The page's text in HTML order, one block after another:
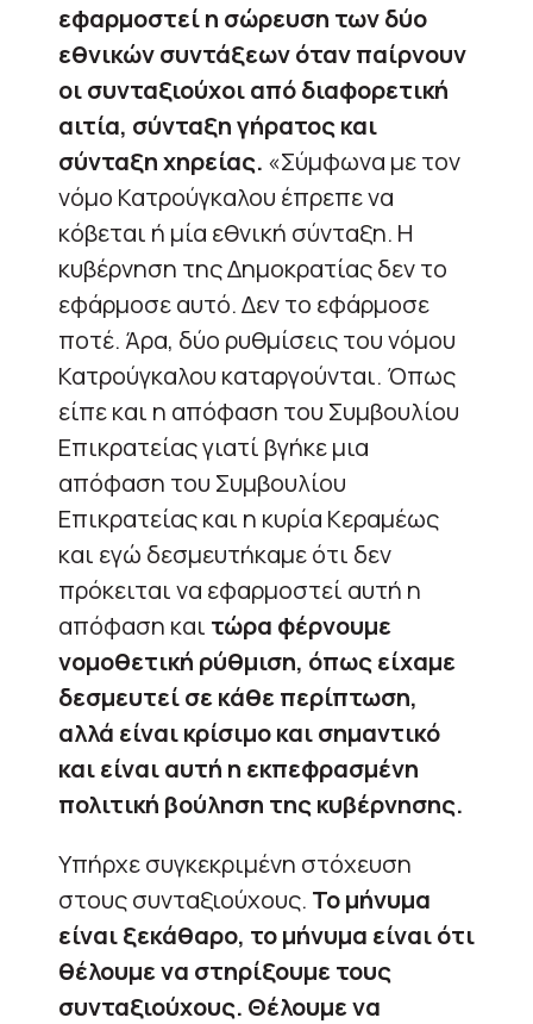
εφαρμοστεί η σώρευση των δύο
εθνικών συντάξεων όταν παίρνουν
οι συνταξιούχοι από διαφορετική
αιτία, σύνταξη γήρατος και
σύνταξη χηρείας. «Σύμφωνα με τον
νόμο Κατρούγκαλου έπρεπε να
κόβεται ή μία εθνική σύνταξη. Η
κυβέρνηση της Δημοκρατίας δεν το
εφάρμοσε αυτό. Δεν το εφάρμοσε
ποτέ. Άρα, δύο ρυθμίσεις του νόμου
Κατρούγκαλου καταργούνται. Όπως
είπε και η απόφαση του Συμβουλίου
Επικρατείας γιατί βγήκε μια
απόφαση του Συμβουλίου
Επικρατείας και η κυρία Κεραμέως
και εγώ δεσμευτήκαμε ότι δεν
πρόκειται να εφαρμοστεί αυτή η
απόφαση και τώρα φέρνουμε
νομοθετική ρύθμιση, όπως είχαμε
δεσμευτεί σε κάθε περίπτωση,
αλλά είναι κρίσιμο και σημαντικό
και είναι αυτή η εκπεφρασμένη
πολιτική βούληση της κυβέρνησης.
Υπήρχε συγκεκριμένη στόχευση
στους συνταξιούχους. Το μήνυμα
είναι ξεκάθαρο, το μήνυμα είναι ότι
θέλουμε να στηρίξουμε τους
συνταξιούχους. Θέλουμε να